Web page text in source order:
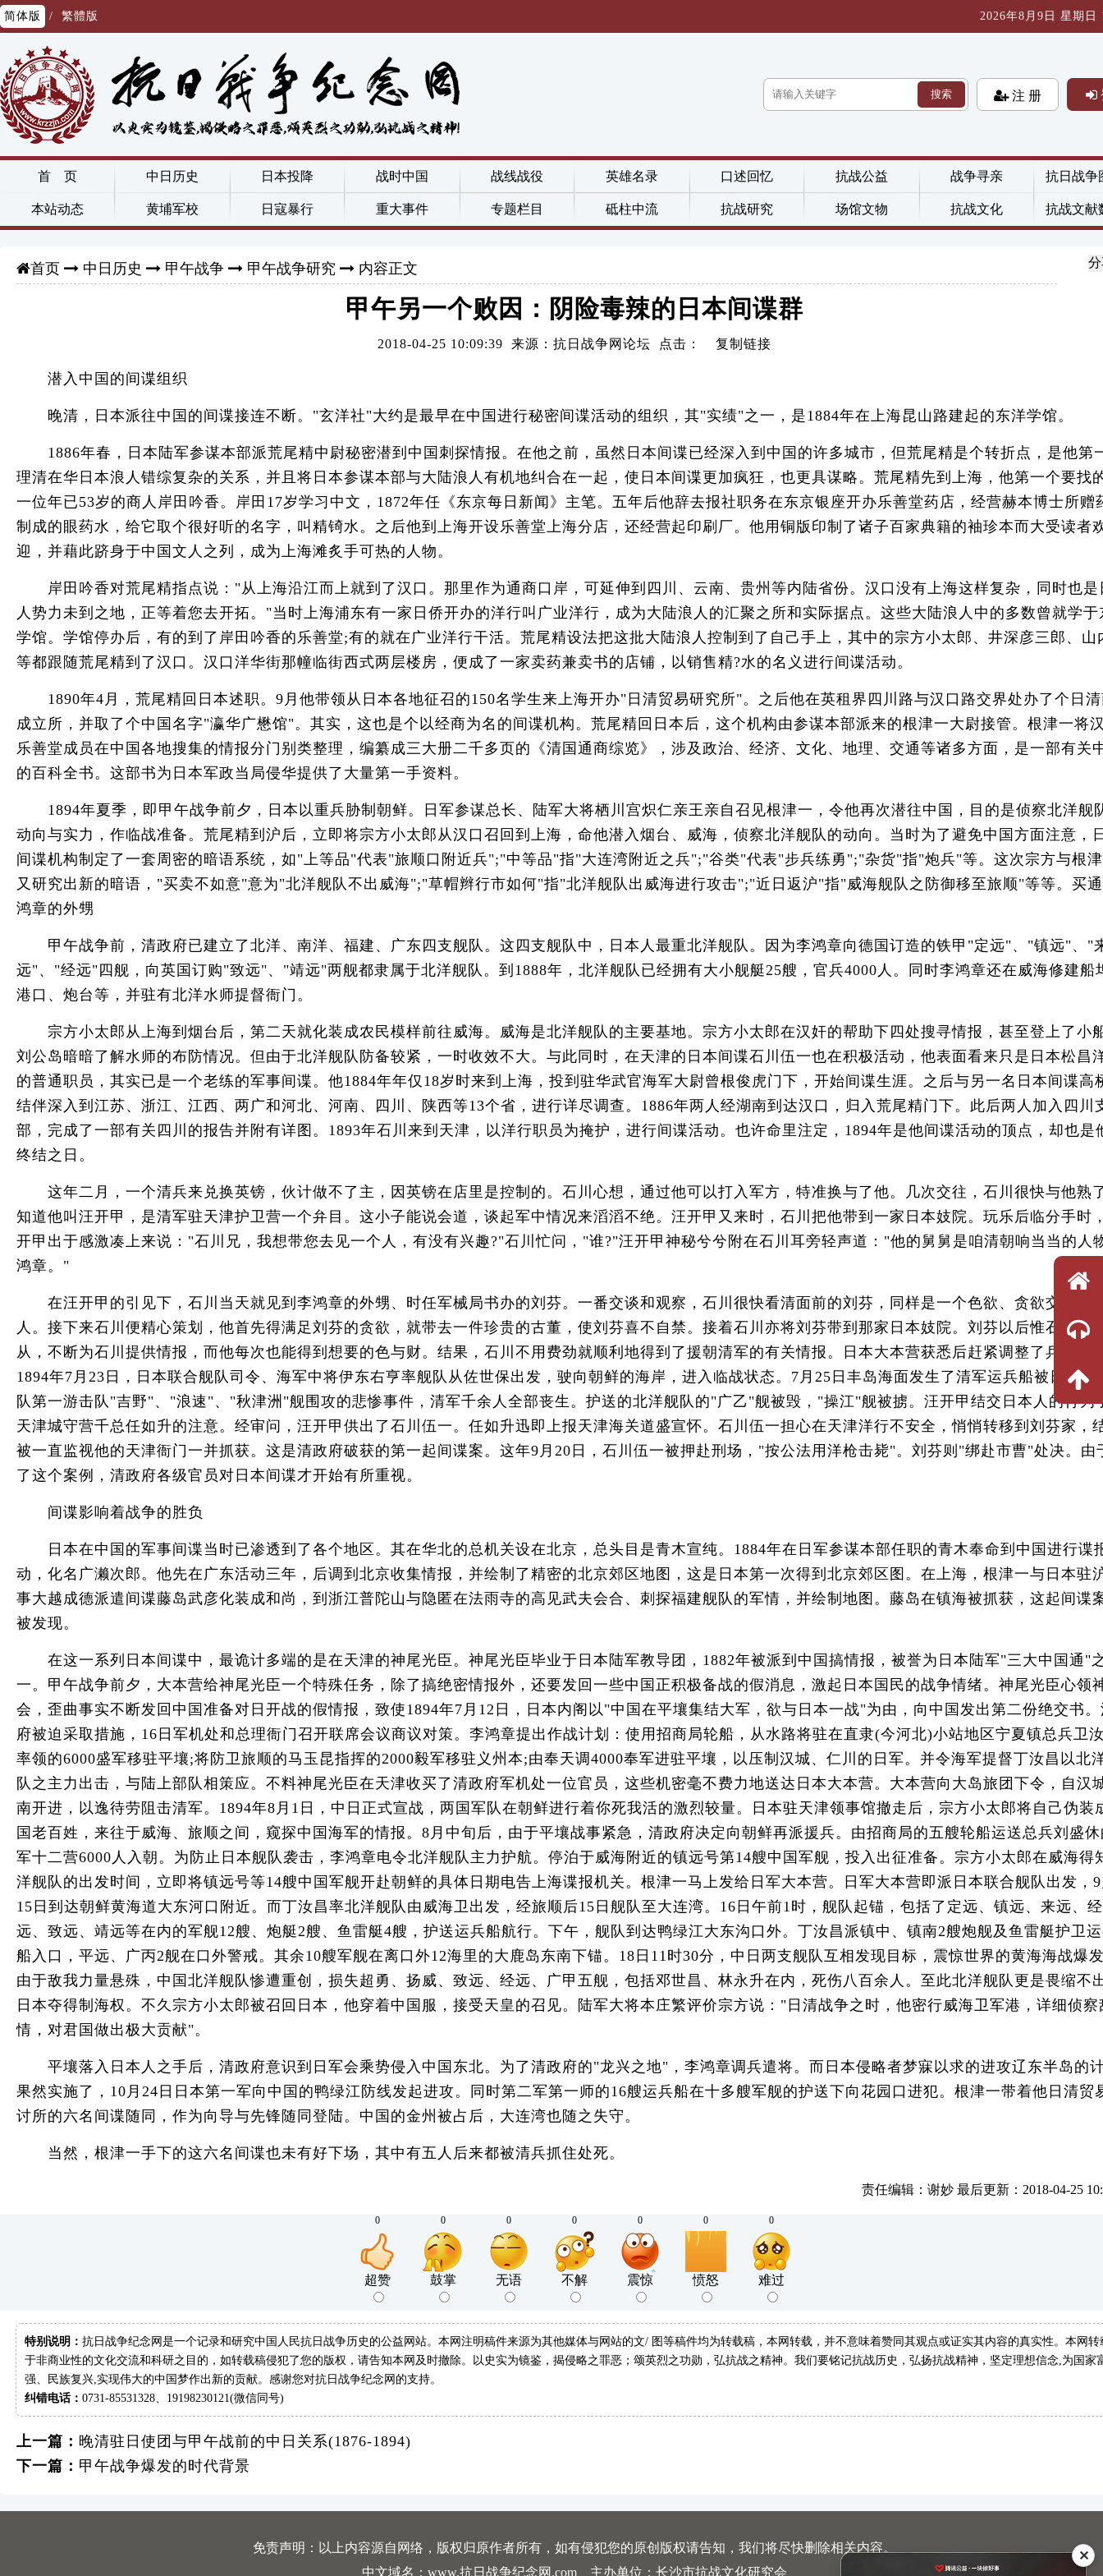
简体版 / 繁體版 2026年8月9日 星期日
搜索 注 册
首 页 中日历史 日本投降 战时中国 战线战役 英雄名录 口述回忆 抗战公益 战争寻亲 抗日战争
本站动态 黄埔军校 日寇暴行 重大事件 专题栏目 砥柱中流 抗战研究 场馆文物 抗战文化 抗战文献
首页 中日历史 甲午战争 甲午战争研究 内容正文
甲午另一个败因：阴险毒辣的日本间谍群
2018-04-25 10:09:39 来源：抗日战争网论坛 点击： 复制链接
潜入中国的间谍组织
晚清，日本派往中国的间谍接连不断。"玄洋社"大约是最早在中国进行秘密间谍活动的组织，其"实绩"之一，是1884年在上海昆山路建起的东洋学馆。
1886年春，日本陆军参谋本部派荒尾精中尉秘密潜到中国刺探情报。在他之前，虽然日本间谍已经深入到中国的许多城市，但荒尾精是个转折点，是他第
理清在华日本浪人错综复杂的关系，并且将日本参谋本部与大陆浪人有机地纠合在一起，使日本间谍更加疯狂，也更具谋略。荒尾精先到上海，他第一个要找
一位年已53岁的商人岸田吟香。岸田17岁学习中文，1872年任《东京每日新闻》主笔。五年后他辞去报社职务在东京银座开办乐善堂药店，经营赫本博士所赠
制成的眼药水，给它取个很好听的名字，叫精锜水。之后他到上海开设乐善堂上海分店，还经营起印刷厂。他用铜版印制了诸子百家典籍的袖珍本而大受读者
迎，并藉此跻身于中国文人之列，成为上海滩炙手可热的人物。
岸田吟香对荒尾精指点说："从上海沿江而上就到了汉口。那里作为通商口岸，可延伸到四川、云南、贵州等内陆省份。汉口没有上海这样复杂，同时也是
人势力未到之地，正等着您去开拓。"当时上海浦东有一家日侨开办的洋行叫广业洋行，成为大陆浪人的汇聚之所和实际据点。这些大陆浪人中的多数曾就学于
学馆。学馆停办后，有的到了岸田吟香的乐善堂;有的就在广业洋行干活。荒尾精设法把这批大陆浪人控制到了自己手上，其中的宗方小太郎、井深彦三郎、山
等都跟随荒尾精到了汉口。汉口洋华街那幢临街西式两层楼房，便成了一家卖药兼卖书的店铺，以销售精?水的名义进行间谍活动。
1890年4月，荒尾精回日本述职。9月他带领从日本各地征召的150名学生来上海开办"日清贸易研究所"。之后他在英租界四川路与汉口路交界处办了个日
成立所，并取了个中国名字"瀛华广懋馆"。其实，这也是个以经商为名的间谍机构。荒尾精回日本后，这个机构由参谋本部派来的根津一大尉接管。根津一将
乐善堂成员在中国各地搜集的情报分门别类整理，编纂成三大册二千多页的《清国通商综览》，涉及政治、经济、文化、地理、交通等诸多方面，是一部有关
的百科全书。这部书为日本军政当局侵华提供了大量第一手资料。
1894年夏季，即甲午战争前夕，日本以重兵胁制朝鲜。日军参谋总长、陆军大将栖川宫炽仁亲王亲自召见根津一，令他再次潜往中国，目的是侦察北洋舰
动向与实力，作临战准备。荒尾精到沪后，立即将宗方小太郎从汉口召回到上海，命他潜入烟台、威海，侦察北洋舰队的动向。当时为了避免中国方面注意，
间谍机构制定了一套周密的暗语系统，如"上等品"代表"旅顺口附近兵";"中等品"指"大连湾附近之兵";"谷类"代表"步兵练勇";"杂货"指"炮兵"等。这次宗方与根
又研究出新的暗语，"买卖不如意"意为"北洋舰队不出威海";"草帽辫行市如何"指"北洋舰队出威海进行攻击";"近日返沪"指"威海舰队之防御移至旅顺"等等。买
鸿章的外甥
甲午战争前，清政府已建立了北洋、南洋、福建、广东四支舰队。这四支舰队中，日本人最重北洋舰队。因为李鸿章向德国订造的铁甲"定远"、"镇远"、"
远"、"经远"四舰，向英国订购"致远"、"靖远"两舰都隶属于北洋舰队。到1888年，北洋舰队已经拥有大小舰艇25艘，官兵4000人。同时李鸿章还在威海修建船
港口、炮台等，并驻有北洋水师提督衙门。
宗方小太郎从上海到烟台后，第二天就化装成农民模样前往威海。威海是北洋舰队的主要基地。宗方小太郎在汉奸的帮助下四处搜寻情报，甚至登上了小
刘公岛暗暗了解水师的布防情况。但由于北洋舰队防备较紧，一时收效不大。与此同时，在天津的日本间谍石川伍一也在积极活动，他表面看来只是日本松昌
的普通职员，其实已是一个老练的军事间谍。他1884年年仅18岁时来到上海，投到驻华武官海军大尉曾根俊虎门下，开始间谍生涯。之后与另一名日本间谍高
结伴深入到江苏、浙江、江西、两广和河北、河南、四川、陕西等13个省，进行详尽调查。1886年两人经湖南到达汉口，归入荒尾精门下。此后两人加入四川
部，完成了一部有关四川的报告并附有详图。1893年石川来到天津，以洋行职员为掩护，进行间谍活动。也许命里注定，1894年是他间谍活动的顶点，却也是
终结之日。
这年二月，一个清兵来兑换英镑，伙计做不了主，因英镑在店里是控制的。石川心想，通过他可以打入军方，特准换与了他。几次交往，石川很快与他熟
知道他叫汪开甲，是清军驻天津护卫营一个弁目。这小子能说会道，谈起军中情况来滔滔不绝。汪开甲又来时，石川把他带到一家日本妓院。玩乐后临分手时
开甲出于感激凑上来说："石川兄，我想带您去见一个人，有没有兴趣?"石川忙问，"谁?"汪开甲神秘兮兮附在石川耳旁轻声道："他的舅舅是咱清朝响当当的人
鸿章。"
在汪开甲的引见下，石川当天就见到李鸿章的外甥、时任军械局书办的刘芬。一番交谈和观察，石川很快看清面前的刘芬，同样是一个色欲、贪欲交织的
人。接下来石川便精心策划，他首先得满足刘芬的贪欲，就带去一件珍贵的古董，使刘芬喜不自禁。接着石川亦将刘芬带到那家日本妓院。刘芬以后惟石川之
从，不断为石川提供情报，而他每次也能得到想要的色与财。结果，石川不用费劲就顺利地得到了援朝清军的有关情报。日本大本营获悉后赶紧调整了兵力部
1894年7月23日，日本联合舰队司令、海军中将伊东右亨率舰队从佐世保出发，驶向朝鲜的海岸，进入临战状态。7月25日丰岛海面发生了清军运兵船被日本联
队第一游击队"吉野"、"浪速"、"秋津洲"舰围攻的悲惨事件，清军千余人全部丧生。护送的北洋舰队的"广乙"舰被毁，"操江"舰被掳。汪开甲结交日本人的行为
天津城守营千总任如升的注意。经审问，汪开甲供出了石川伍一。任如升迅即上报天津海关道盛宣怀。石川伍一担心在天津洋行不安全，悄悄转移到刘芬家，
被一直监视他的天津衙门一并抓获。这是清政府破获的第一起间谍案。这年9月20日，石川伍一被押赴刑场，"按公法用洋枪击毙"。刘芬则"绑赴市曹"处决。由
了这个案例，清政府各级官员对日本间谍才开始有所重视。
间谍影响着战争的胜负
日本在中国的军事间谍当时已渗透到了各个地区。其在华北的总机关设在北京，总头目是青木宣纯。1884年在日军参谋本部任职的青木奉命到中国进行谍
动，化名广濑次郎。他先在广东活动三年，后调到北京收集情报，并绘制了精密的北京郊区地图，这是日本第一次得到北京郊区图。在上海，根津一与日本驻
事大越成德派遣间谍藤岛武彦化装成和尚，到浙江普陀山与隐匿在法雨寺的高见武夫会合、刺探福建舰队的军情，并绘制地图。藤岛在镇海被抓获，这起间谍
被发现。
在这一系列日本间谍中，最诡计多端的是在天津的神尾光臣。神尾光臣毕业于日本陆军教导团，1882年被派到中国搞情报，被誉为日本陆军"三大中国通"
一。甲午战争前夕，大本营给神尾光臣一个特殊任务，除了搞绝密情报外，还要发回一些中国正积极备战的假消息，激起日本国民的战争情绪。神尾光臣心领
会，歪曲事实不断发回中国准备对日开战的假情报，致使1894年7月12日，日本内阁以"中国在平壤集结大军，欲与日本一战"为由，向中国发出第二份绝交书
府被迫采取措施，16日军机处和总理衙门召开联席会议商议对策。李鸿章提出作战计划：使用招商局轮船，从水路将驻在直隶(今河北)小站地区宁夏镇总兵卫
率领的6000盛军移驻平壤;将防卫旅顺的马玉昆指挥的2000毅军移驻义州本;由奉天调4000奉军进驻平壤，以压制汉城、仁川的日军。并令海军提督丁汝昌以北
队之主力出击，与陆上部队相策应。不料神尾光臣在天津收买了清政府军机处一位官员，这些机密毫不费力地送达日本大本营。大本营向大岛旅团下令，自汉
南开进，以逸待劳阻击清军。1894年8月1日，中日正式宣战，两国军队在朝鲜进行着你死我活的激烈较量。日本驻天津领事馆撤走后，宗方小太郎将自己伪装
国老百姓，来往于威海、旅顺之间，窥探中国海军的情报。8月中旬后，由于平壤战事紧急，清政府决定向朝鲜再派援兵。由招商局的五艘轮船运送总兵刘盛
军十二营6000人入朝。为防止日本舰队袭击，李鸿章电令北洋舰队主力护航。停泊于威海附近的镇远号第14艘中国军舰，投入出征准备。宗方小太郎在威海得
洋舰队的出发时间，立即将镇远号等14艘中国军舰开赴朝鲜的具体日期电告上海谍报机关。根津一马上发给日军大本营。日军大本营即派日本联合舰队出发，
15日到达朝鲜黄海道大东河口附近。而丁汝昌率北洋舰队由威海卫出发，经旅顺后15日舰队至大连湾。16日午前1时，舰队起锚，包括了定远、镇远、来远、经
远、致远、靖远等在内的军舰12艘、炮艇2艘、鱼雷艇4艘，护送运兵船航行。下午，舰队到达鸭绿江大东沟口外。丁汝昌派镇中、镇南2艘炮舰及鱼雷艇护卫
船入口，平远、广丙2舰在口外警戒。其余10艘军舰在离口外12海里的大鹿岛东南下锚。18日11时30分，中日两支舰队互相发现目标，震惊世界的黄海海战爆
由于敌我力量悬殊，中国北洋舰队惨遭重创，损失超勇、扬威、致远、经远、广甲五舰，包括邓世昌、林永升在内，死伤八百余人。至此北洋舰队更是畏缩不
日本夺得制海权。不久宗方小太郎被召回日本，他穿着中国服，接受天皇的召见。陆军大将本庄繁评价宗方说："日清战争之时，他密行威海卫军港，详细侦察
情，对君国做出极大贡献"。
平壤落入日本人之手后，清政府意识到日军会乘势侵入中国东北。为了清政府的"龙兴之地"，李鸿章调兵遣将。而日本侵略者梦寐以求的进攻辽东半岛的
果然实施了，10月24日日本第一军向中国的鸭绿江防线发起进攻。同时第二军第一师的16艘运兵船在十多艘军舰的护送下向花园口进犯。根津一带着他日清贸
讨所的六名间谍随同，作为向导与先锋随同登陆。中国的金州被占后，大连湾也随之失守。
当然，根津一手下的这六名间谍也未有好下场，其中有五人后来都被清兵抓住处死。
责任编辑：谢妙 最后更新：2018-04-25
0
超赞
0
鼓掌
0
无语
0
不解
0
震惊
0
愤怒
0
难过
特别说明： 抗日战争纪念网是一个记录和研究中国人民抗日战争历史的公益网站。本网注明稿件来源为其他媒体与网站的文/ 图等稿件均为转载稿，本网转载，并不意味着赞同其观点或证实其内容的真实性。本网转
于非商业性的文化交流和科研之目的，如转载稿侵犯了您的版权，请告知本网及时撤除。以史实为镜鉴，揭侵略之罪恶；颂英烈之功勋，弘抗战之精神。我们要铭记抗战历史，弘扬抗战精神，坚定理想信念,为国家
强、民族复兴,实现伟大的中国梦作出新的贡献。感谢您对抗日战争纪念网的支持。
纠错电话： 0731-85531328、19198230121(微信同号)
上一篇： 晚清驻日使团与甲午战前的中日关系(1876-1894)
下一篇： 甲午战争爆发的时代背景
免责声明：以上内容源自网络，版权归原作者所有，如有侵犯您的原创版权请告知，我们将尽快删除相关内容。
中文域名：www.抗日战争纪念网.com 主办单位：长沙市抗战文化研究会
✕